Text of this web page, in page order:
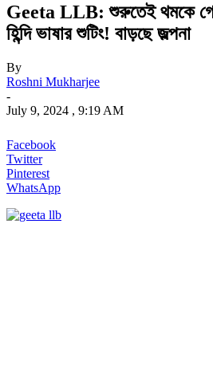
Geeta LLB: শুরুতেই থমকে
হিন্দি ভাষার শুটিং! বাড়ছে জল্পনা
By
Roshni Mukharjee
-
July 9, 2024 , 9:19 AM
Facebook
Twitter
Pinterest
WhatsApp